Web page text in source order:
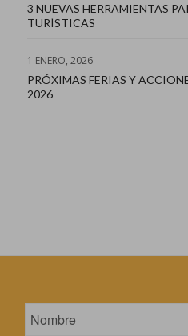
3 NUEVAS HERRAMIENTAS
TURÍSTICAS
1 ENERO, 2026
PRÓXIMAS FERIAS Y
2026